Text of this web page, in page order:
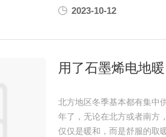
2023-10-12
用了石墨烯电地
北方地区冬季基本都有集中
年了，无论在北方或者南方
仅仅是暖和，而是舒服的取